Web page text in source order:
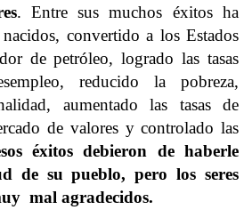
. Entre sus muchos éxitos ha
convertido a los Estados
de petróleo, logrado las tasas
reducido la pobreza,
aumentado las tasas de
de valores y controlado las
éxitos debieron de haberle
de su pueblo, pero los seres
mal agradecidos.